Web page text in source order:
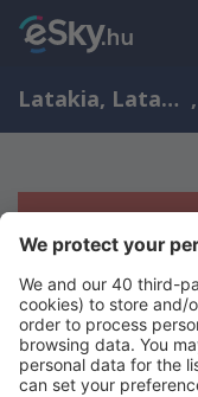
Latakia, Latakia Airport, Szíria (LTK) ,
Sajnos
Próbáld meg még